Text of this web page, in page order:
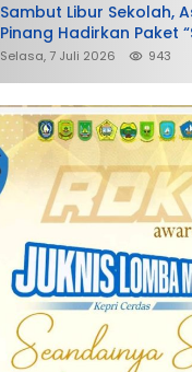
Sambut Libur Sekolah,
Pinang Hadirkan Paket
Getaway”
Selasa, 7 Juli 2026 943